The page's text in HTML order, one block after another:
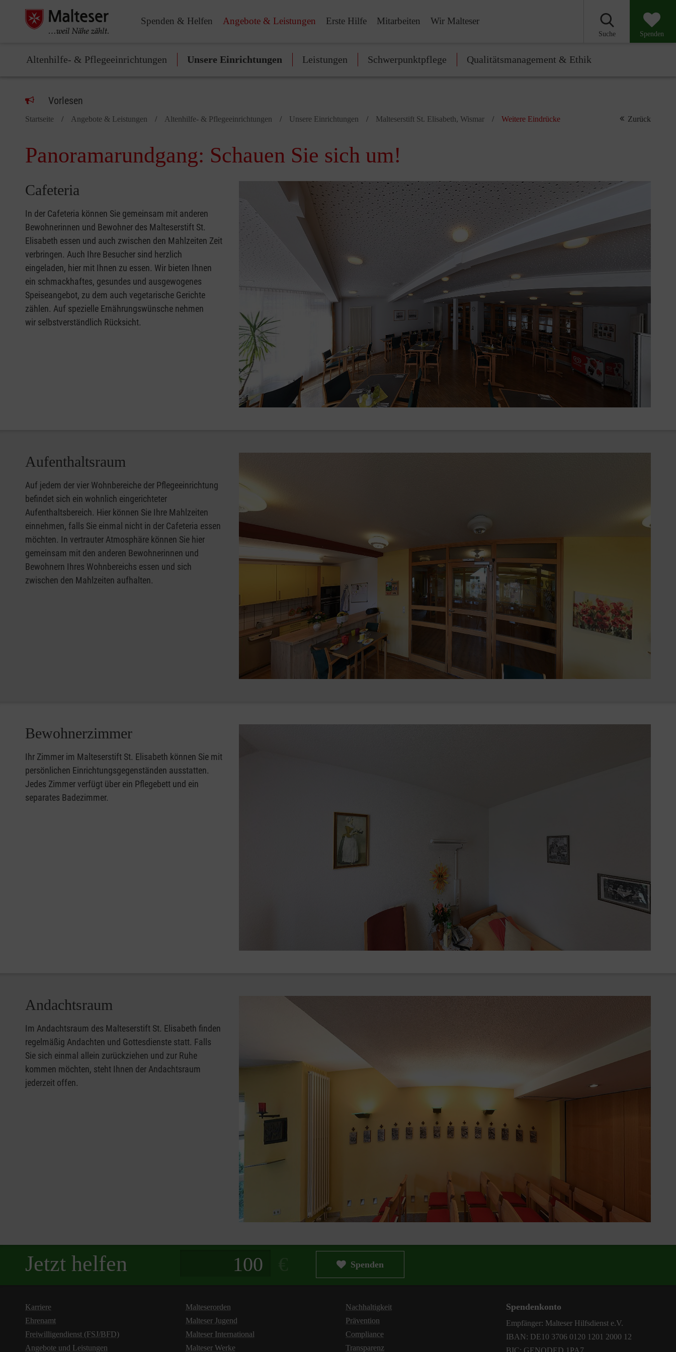
Spenden & Helfen Angebote & Leistungen Erste Hilfe Mitarbeiten Wir Malteser
Suche Spenden
Altenhilfe- & Pflegeeinrichtungen Unsere Einrichtungen Leistungen Schwerpunktpflege Qualitätsmanagement & Ethik
Vorlesen
Startseite Angebote & Leistungen Altenhilfe- & Pflegeeinrichtungen Unsere Einrichtungen Malteserstift St. Elisabeth, Wismar Weitere Eindrücke Zurück
Panoramarundgang: Schauen Sie sich um!
Cafeteria
In der Cafeteria können Sie gemeinsam mit anderen
Bewohnerinnen und Bewohner des Malteserstift St.
Elisabeth essen und auch zwischen den Mahlzeiten Zeit
verbringen. Auch Ihre Besucher sind herzlich
eingeladen, hier mit Ihnen zu essen. Wir bieten Ihnen
ein schmackhaftes, gesundes und ausgewogenes
Speiseangebot, zu dem auch vegetarische Gerichte
zählen. Auf spezielle Ernährungswünsche nehmen
wir selbstverständlich Rücksicht.
Aufenthaltsraum
Auf jedem der vier Wohnbereiche der Pflegeeinrichtung
befindet sich ein wohnlich eingerichteter
Aufenthaltsbereich. Hier können Sie Ihre Mahlzeiten
einnehmen, falls Sie einmal nicht in der Cafeteria essen
möchten. In vertrauter Atmosphäre können Sie hier
gemeinsam mit den anderen Bewohnerinnen und
Bewohnern Ihres Wohnbereichs essen und sich
zwischen den Mahlzeiten aufhalten.
Bewohnerzimmer
Ihr Zimmer im Malteserstift St. Elisabeth können Sie mit
persönlichen Einrichtungsgegenständen ausstatten.
Jedes Zimmer verfügt über ein Pflegebett und ein
separates Badezimmer.
Andachtsraum
Im Andachtsraum des Malteserstift St. Elisabeth finden
regelmäßig Andachten und Gottesdienste statt. Falls
Sie sich einmal allein zurückziehen und zur Ruhe
kommen möchten, steht Ihnen der Andachtsraum
jederzeit offen.
Jetzt helfen Spenden
Karriere
Ehrenamt
Freiwilligendienst (FSJ/BFD)
Angebote und Leistungen
Malteserorden
Malteser Jugend
Malteser International
Malteser Werke
Nachhaltigkeit
Prävention
Compliance
Transparenz
Spendenkonto
Empfänger: Malteser Hilfsdienst e.V.
IBAN: DE10 3706 0120 1201 2000 12
BIC: GENODED 1PA7